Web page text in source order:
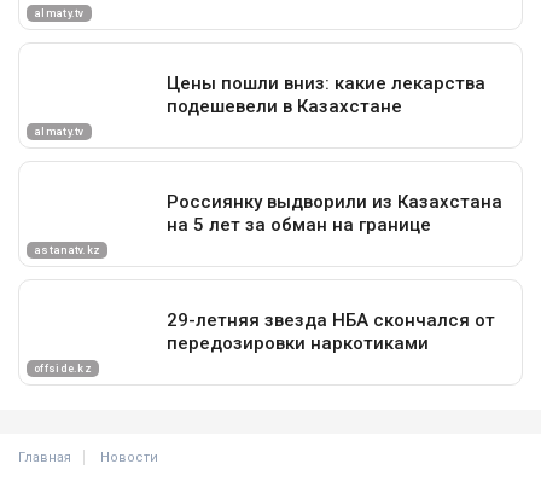
Главная Новости